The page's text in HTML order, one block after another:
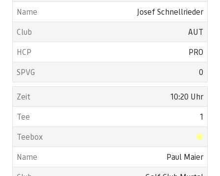
Josef Schnellrieder
AUT
PRO
0
10:20 Uhr
1
Paul Maier